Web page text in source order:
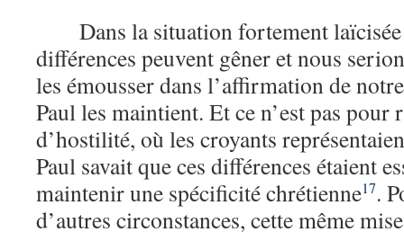
Dans la situation fortement
différences peuvent gêner et nous
les émousser dans l’affirmation de
Paul les maintient. Et ce n’est pas pour
d’hostilité, où les croyants
Paul savait que ces différences étaient
maintenir une spécificité chrétienne17.
d’autres circonstances, cette même